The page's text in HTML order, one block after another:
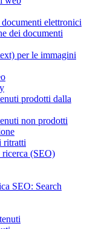
elettronici
dei documenti
per le immagini
prodotti dalla
non prodotti
ritratti
(SEO)
SEO: Search